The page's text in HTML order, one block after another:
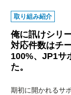
取り組み紹介
俺に訊けシリ
対応件数はチ
100%、JP1サ
た。
期初に開かれるサ